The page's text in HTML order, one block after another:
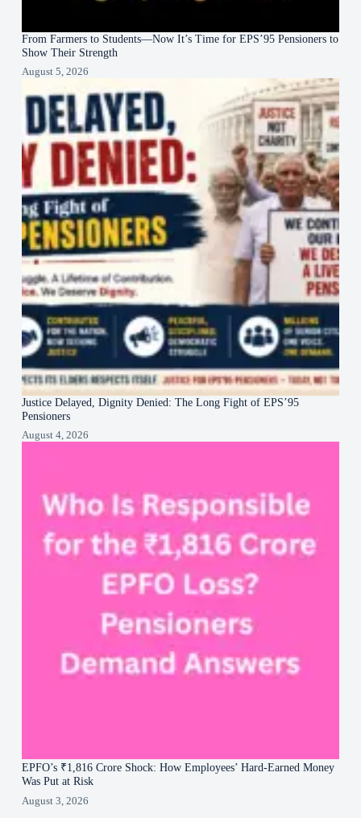
From Farmers to Students—Now It’s Time for EPS’95 Pensioners to
Show Their Strength
August 5, 2026
Justice Delayed, Dignity Denied: The Long Fight of EPS’95
Pensioners
August 4, 2026
EPFO’s ₹1,816 Crore Shock: How Employees’ Hard-Earned Money
Was Put at Risk
August 3, 2026